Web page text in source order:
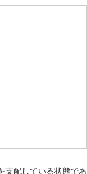
支配している状態であ